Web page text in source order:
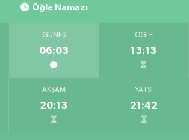
Öğle Namazı
GÜNEŞ
06:03
ÖĞLE
13:13
AKŞAM
20:13
YATSI
21:42